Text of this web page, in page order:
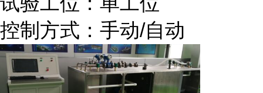
控制方式：手动/自动